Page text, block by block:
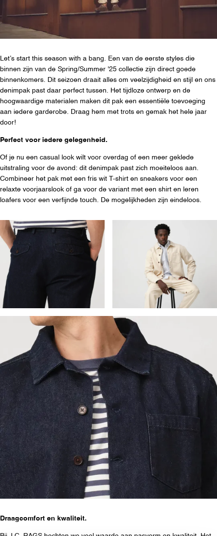
Let’s start this season with a bang. Een van de eerste styles die
binnen zijn van de Spring/Summer '25 collectie zijn direct goede
binnenkomers. Dit seizoen draait alles om veelzijdigheid en stijl en ons
denimpak past daar perfect tussen. Het tijdloze ontwerp en de
hoogwaardige materialen maken dit pak een essentiële toevoeging
aan iedere garderobe. Draag hem met trots en gemak het hele jaar
door!
Perfect voor iedere gelegenheid.
Of je nu een casual look wilt voor overdag of een meer geklede
uitstraling voor de avond: dit denimpak past zich moeiteloos aan.
Combineer het pak met een fris wit T-shirt en sneakers voor een
relaxte voorjaarslook of ga voor de variant met een shirt en leren
loafers voor een verfijnde touch. De mogelijkheden zijn eindeloos.
Draagcomfort en kwaliteit.